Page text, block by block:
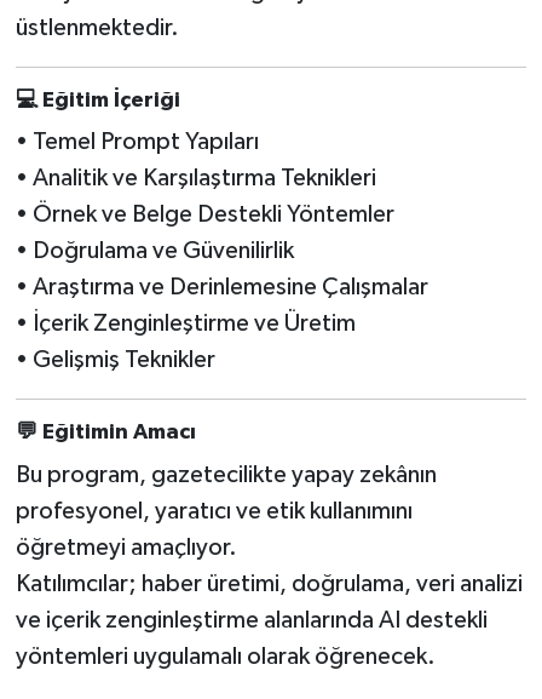
üstlenmektedir.
💻 Eğitim İçeriği
•⁠ ⁠Temel Prompt Yapıları
•⁠ ⁠Analitik ve Karşılaştırma Teknikleri
•⁠ ⁠Örnek ve Belge Destekli Yöntemler
•⁠ ⁠Doğrulama ve Güvenilirlik
•⁠ ⁠Araştırma ve Derinlemesine Çalışmalar
•⁠ ⁠İçerik Zenginleştirme ve Üretim
•⁠ ⁠Gelişmiş Teknikler
💬 Eğitimin Amacı
Bu program, gazetecilikte yapay zekânın
profesyonel, yaratıcı ve etik kullanımını
öğretmeyi amaçlıyor.
Katılımcılar; haber üretimi, doğrulama, veri analizi
ve içerik zenginleştirme alanlarında AI destekli
yöntemleri uygulamalı olarak öğrenecek.